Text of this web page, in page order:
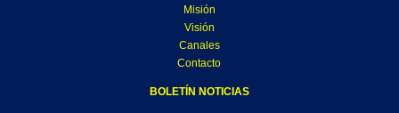
Misión
Visión
Canales
Contacto
BOLETÍN NOTICIAS